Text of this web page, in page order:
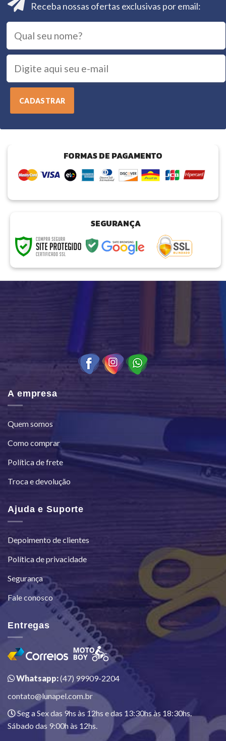
Receba nossas ofertas exclusivas por email:
FORMAS DE PAGAMENTO
SEGURANÇA
A empresa
Quem somos
Como comprar
Política de frete
Troca e devolução
Ajuda e Suporte
Depoimento de clientes
Política de privacidade
Segurança
Fale conosco
Entregas
Whatsapp:(47) 99909-2204
contato@lunapel.com.br
Seg a Sex das 9hs às 12hs e das 13:30hs às 18:30hs.
Sábado das 9:00h às 12hs.